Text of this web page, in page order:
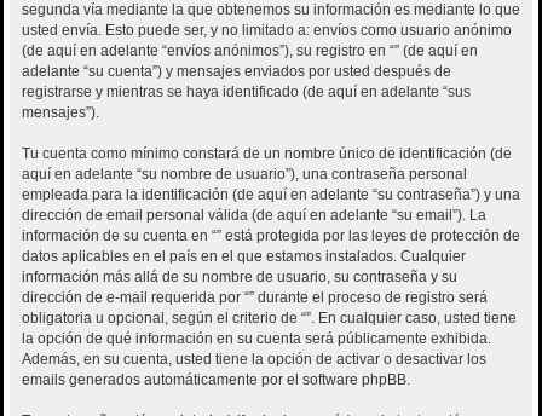
segunda vía mediante la que obtenemos su información es mediante lo que
usted envía. Esto puede ser, y no limitado a: envíos como usuario anónimo
(de aquí en adelante “envíos anónimos”), su registro en “” (de aquí en
adelante “su cuenta”) y mensajes enviados por usted después de
registrarse y mientras se haya identificado (de aquí en adelante “sus
mensajes”).
Tu cuenta como mínimo constará de un nombre único de identificación (de
aquí en adelante “su nombre de usuario”), una contraseña personal
empleada para la identificación (de aquí en adelante “su contraseña”) y una
dirección de email personal válida (de aquí en adelante “su email”). La
información de su cuenta en “” está protegida por las leyes de protección de
datos aplicables en el país en el que estamos instalados. Cualquier
información más allá de su nombre de usuario, su contraseña y su
dirección de e-mail requerida por “” durante el proceso de registro será
obligatoria u opcional, según el criterio de “”. En cualquier caso, usted tiene
la opción de qué información en su cuenta será públicamente exhibida.
Además, en su cuenta, usted tiene la opción de activar o desactivar los
emails generados automáticamente por el software phpBB.